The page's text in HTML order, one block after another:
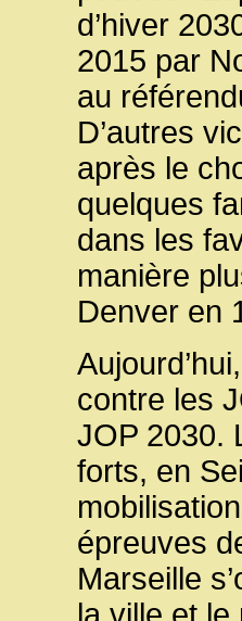
d’hiver
2015 par
au
D’autres
après le
quelques
dans les
manière
Denver en
contre les
JOP 2030.
forts, en
épreuves
Marseille